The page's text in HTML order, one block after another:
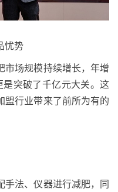
忧势
市场规模持续增长，年增
是突破了千亿元大关。这
盟行业带来了前所为有的
手法、仪器进行减肥，同